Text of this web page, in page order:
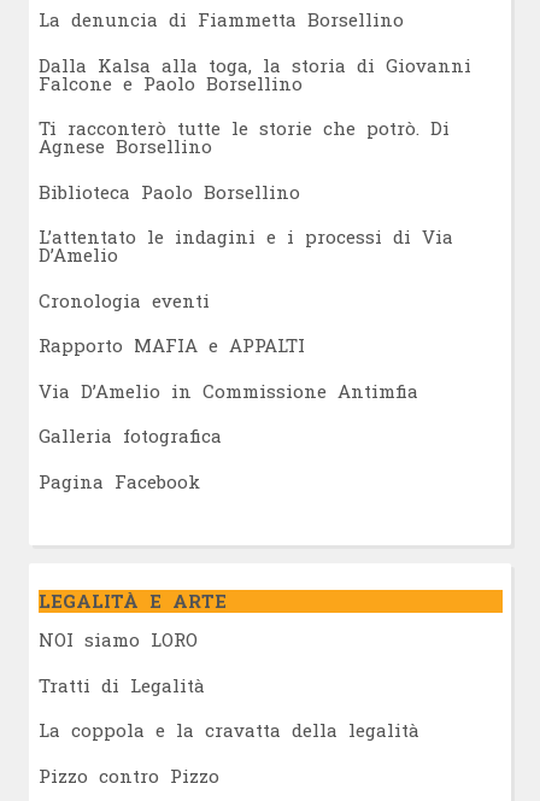
La denuncia di Fiammetta Borsellino
Dalla Kalsa alla toga, la storia di Giovanni
Falcone e Paolo Borsellino
Ti racconterò tutte le storie che potrò. Di
Agnese Borsellino
Biblioteca Paolo Borsellino
L’attentato le indagini e i processi di Via
D’Amelio
Cronologia eventi
Rapporto MAFIA e APPALTI
Via D’Amelio in Commissione Antimfia
Galleria fotografica
Pagina Facebook
LEGALITÀ E ARTE
NOI siamo LORO
Tratti di Legalità
La coppola e la cravatta della legalità
Pizzo contro Pizzo